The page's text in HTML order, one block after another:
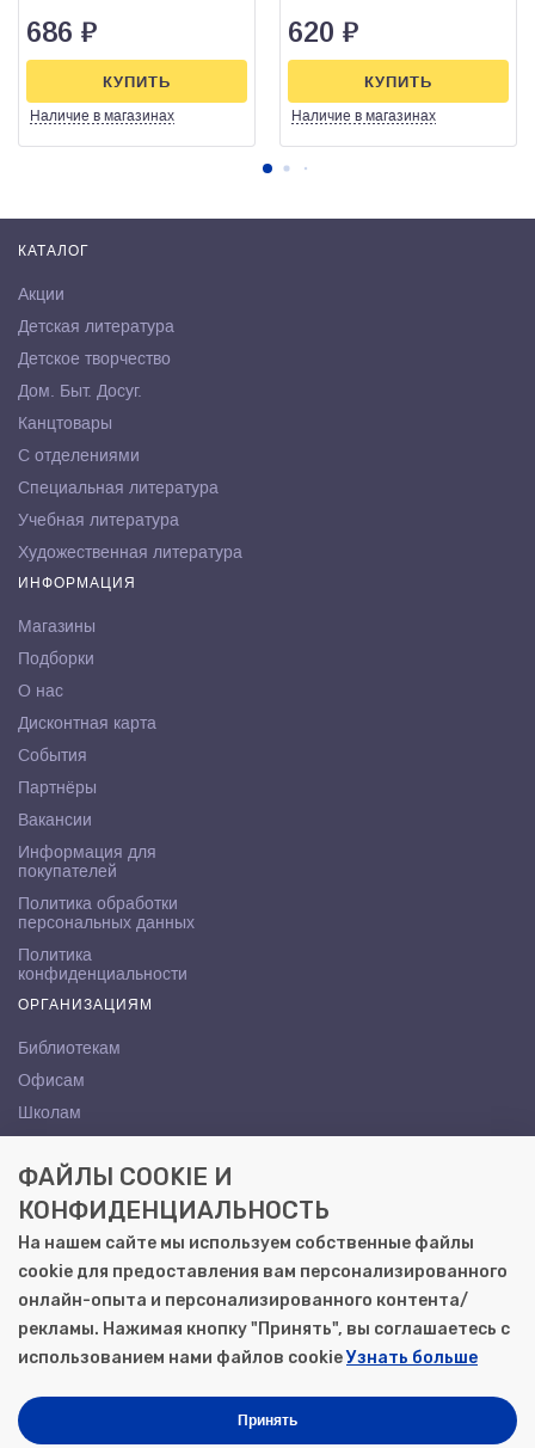
686 ₽
Наличие в магазинах
КУПИТЬ
620 ₽
Наличие в магазинах
КУПИТЬ
КАТАЛОГ
Акции
Детская литература
Детское творчество
Дом. Быт. Досуг.
Канцтовары
С отделениями
Специальная литература
Учебная литература
Художественная литература
ИНФОРМАЦИЯ
Магазины
Подборки
О нас
Дисконтная карта
События
Партнёры
Вакансии
Информация для
покупателей
Политика обработки
персональных данных
Политика
конфиденциальности
ОРГАНИЗАЦИЯМ
Библиотекам
Офисам
Школам
КОНТАКТЫ
Саратов, ул. Осипова, 10А
+7 (8452) 72-65-65
gemera@moya-kniga.ru
Моя книга | Сеть книжных магазинов в Саратове
ФАЙЛЫ COOKIE И
КОНФИДЕНЦИАЛЬНОСТЬ
На нашем сайте мы используем собственные файлы
cookie для предоставления вам персонализированного
онлайн-опыта и персонализированного контента/
рекламы. Нажимая кнопку "Принять", вы соглашаетесь с
использованием нами файлов cookieУзнать больше
Принять